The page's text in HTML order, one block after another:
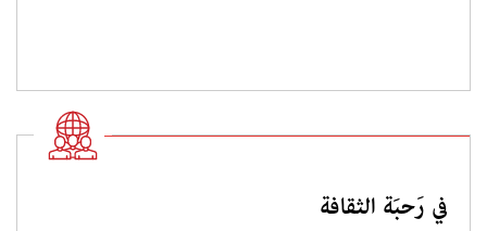
في رَحبَة الثقافة